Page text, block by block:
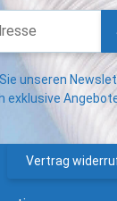
unseren
exklusive
Vertrag